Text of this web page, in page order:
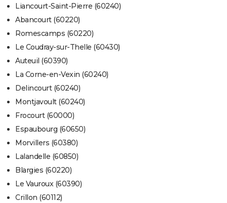
Liancourt-Saint-Pierre (60240)
Abancourt (60220)
Romescamps (60220)
Le Coudray-sur-Thelle (60430)
Auteuil (60390)
La Corne-en-Vexin (60240)
Delincourt (60240)
Montjavoult (60240)
Frocourt (60000)
Espaubourg (60650)
Morvillers (60380)
Lalandelle (60850)
Blargies (60220)
Le Vauroux (60390)
Crillon (60112)